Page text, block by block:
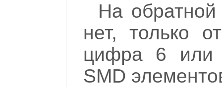
На
нет, только
цифра 6 или
SMD